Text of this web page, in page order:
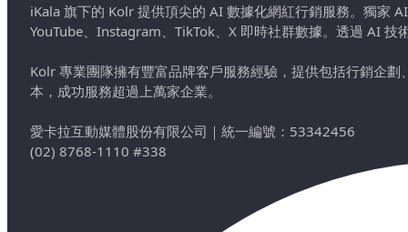
iKala 旗下的 Kolr 提供頂尖的 AI 數據化網紅行銷服務。獨家
YouTube、Instagram、TikTok、X 即時社群數據。透過 AI
Kolr 專業團隊擁有豐富品牌客戶服務經驗，提供包括行銷企
本，成功服務超過上萬家企業。
愛卡拉互動媒體股份有限公司 ｜ 統一編號：53342456
(02) 8768-1110 #338